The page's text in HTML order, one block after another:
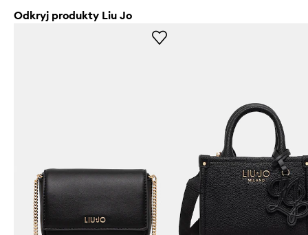
Odkryj produkty Liu Jo